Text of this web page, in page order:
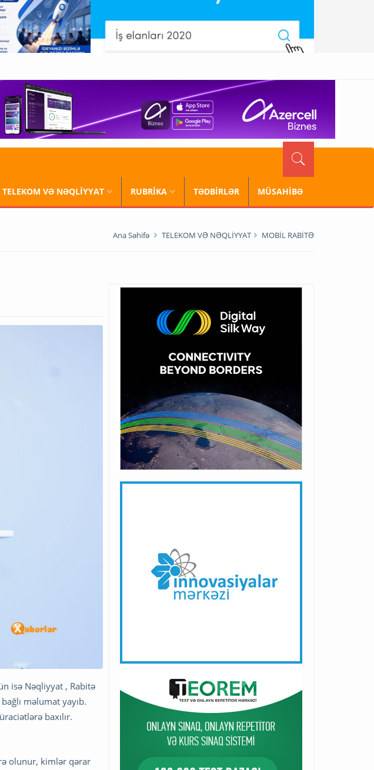
TELEKOM VƏ NƏQLİYYAT RUBRİKA TƏDBİRLƏR MÜSAHİBƏ
Ana Səhifə TELEKOM VƏ NƏQLİYYAT MOBİL RABİTƏ
isə Nəqliyyat , Rabitə
məlumat yayıb.
baxılır.
olunur, kimlər qərar